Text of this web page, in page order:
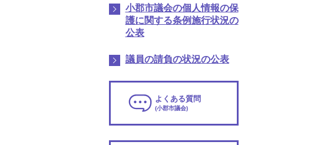
小郡市議会の個人情報の保
護に関する条例施行状況の
公表
議員の請負の状況の公表
よくある質問
(小郡市議会)